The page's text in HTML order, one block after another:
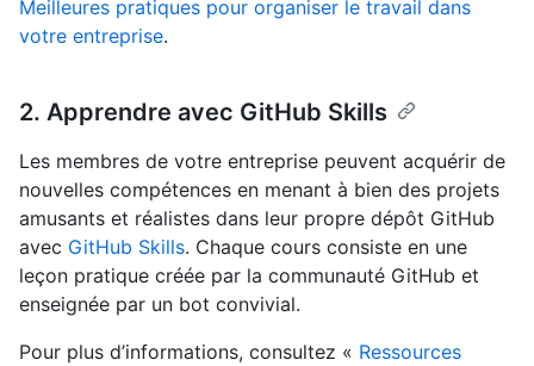
Meilleures pratiques pour organiser le travail dans
votre entreprise.
2. Apprendre avec GitHub Skills
Les membres de votre entreprise peuvent acquérir de
nouvelles compétences en menant à bien des projets
amusants et réalistes dans leur propre dépôt GitHub
avec GitHub Skills. Chaque cours consiste en une
leçon pratique créée par la communauté GitHub et
enseignée par un bot convivial.
Pour plus d’informations, consultez « Ressources